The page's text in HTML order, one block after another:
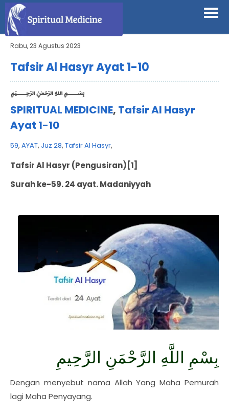
Rabu, 23 Agustus 2023
Tafsir Al Hasyr Ayat 1-10
﷽
SPIRITUAL MEDICINE, Tafsir Al Hasyr
Ayat 1-10
59, AYAT, Juz 28, Tafsir Al Hasyr,
Tafsir Al Hasyr (Pengusiran) [1]
Surah ke-59. 24 ayat. Madaniyyah
بِسْمِ اللَّهِ الرَّحْمَنِ الرَّحِيمِ
Dengan menyebut nama Allah Yang Maha Pemurah
lagi Maha Penyayang.